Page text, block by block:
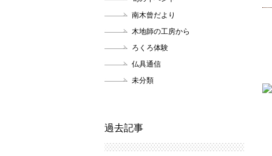
南木曾だより
木地師の工房から
ろくろ体験
仏具通信
未分類
過去記事